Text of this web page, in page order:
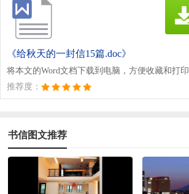
《给秋天的一封信15篇.doc》
将本文的Word文档下载到电脑，方便收藏和打印
推荐度：
书信图文推荐